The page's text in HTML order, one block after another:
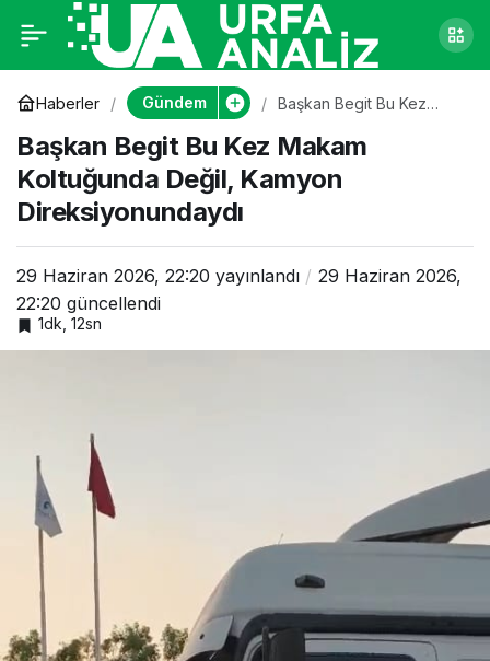
Haberler Gündem
Başkan Begit Bu Kez
Kamyon
Direksiyonundaydı
Başkan Begit Bu Kez Makam
Koltuğunda Değil, Kamyon
Direksiyonundaydı
29 Haziran 2026, 22:20 yayınlandı
29 Haziran 2026,
22:20 güncellendi
1dk, 12sn
Başkan Begit Bu Kez
Makam Koltuğunda
Değil, Kamyon
Direksiyonundaydı
0